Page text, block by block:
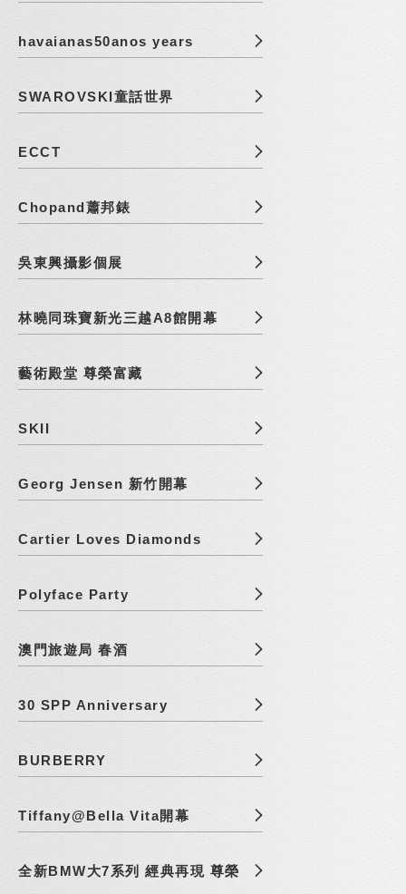
havaianas50anos years
SWAROVSKI童話世界
ECCT
Chopand蕭邦錶
吳東興攝影個展
林曉同珠寶新光三越A8館開幕
藝術殿堂 尊榮富藏
SKII
Georg Jensen 新竹開幕
Cartier Loves Diamonds
Polyface Party
澳門旅遊局 春酒
30 SPP Anniversary
BURBERRY
Tiffany@Bella Vita開幕
全新BMW大7系列 經典再現 尊榮